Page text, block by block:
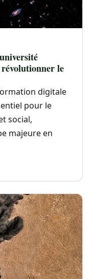
le
digitale
pour le
social,
majeure en